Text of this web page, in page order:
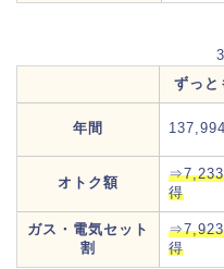
ずっと
年間
オトク額
⇒7,233
得
ガス・電気セット
割
⇒7,923
得